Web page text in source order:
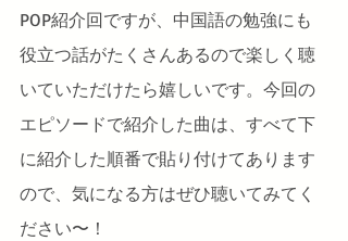
POP紹介回ですが、中国語の勉強にも
役立つ話がたくさんあるので楽しく聴
いていただけたら嬉しいです。今回の
エピソードで紹介した曲は、すべて下
に紹介した順番で貼り付けてあります
ので、気になる方はぜひ聴いてみてく
ださい〜！